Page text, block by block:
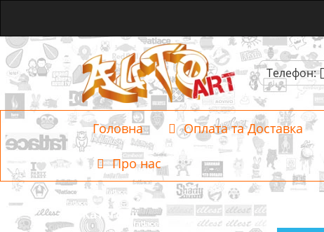
Телефон:
Головна Оплата та Доставка
Про нас
Категорії